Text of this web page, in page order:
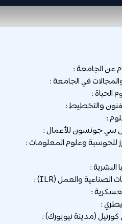
عن الجامعة :
في الجامعة :